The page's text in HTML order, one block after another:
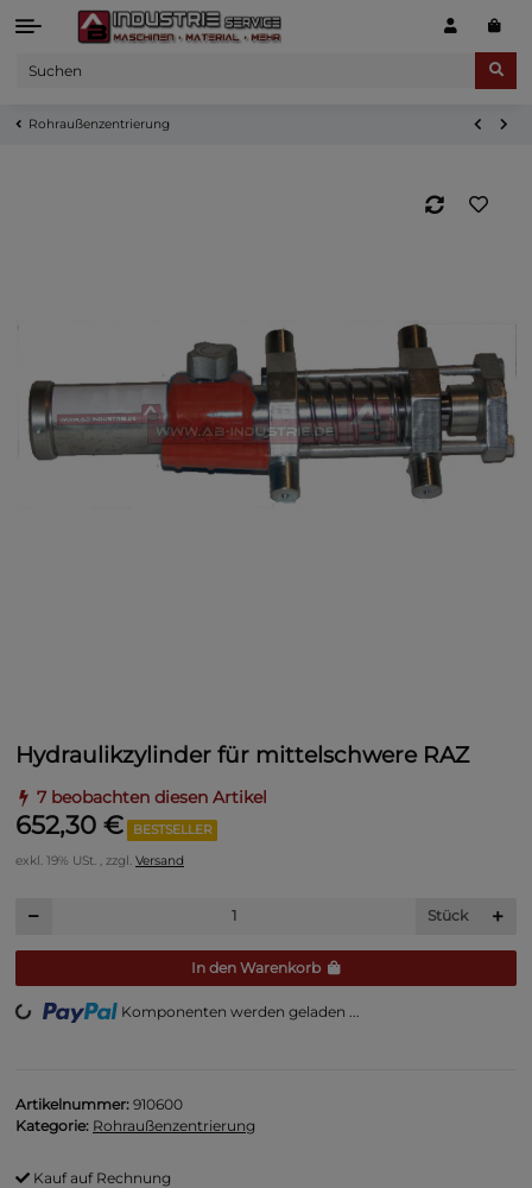
Rohraußenzentrierung
Hydraulikzylinder für mittelschwere RAZ
7 beobachten diesen Artikel
652,30 €
BESTSELLER
exkl. 19% USt. , zzgl. Versand
Stück
In den Warenkorb
Komponenten werden geladen ...
Artikelnummer: 910600
Kategorie: Rohraußenzentrierung
Kauf auf Rechnung